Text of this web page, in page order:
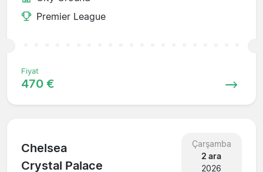
Premier League
Fiyat
470 €
Chelsea
Crystal Palace
Çarşamba
2 ara
2026